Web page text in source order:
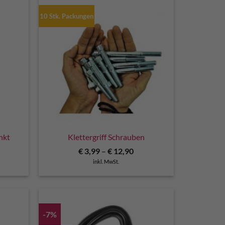
10 Stk. Packungen
Klettergriff Schrauben
€ 3,99 –€ 12,90
inkl. MwSt.
-7%